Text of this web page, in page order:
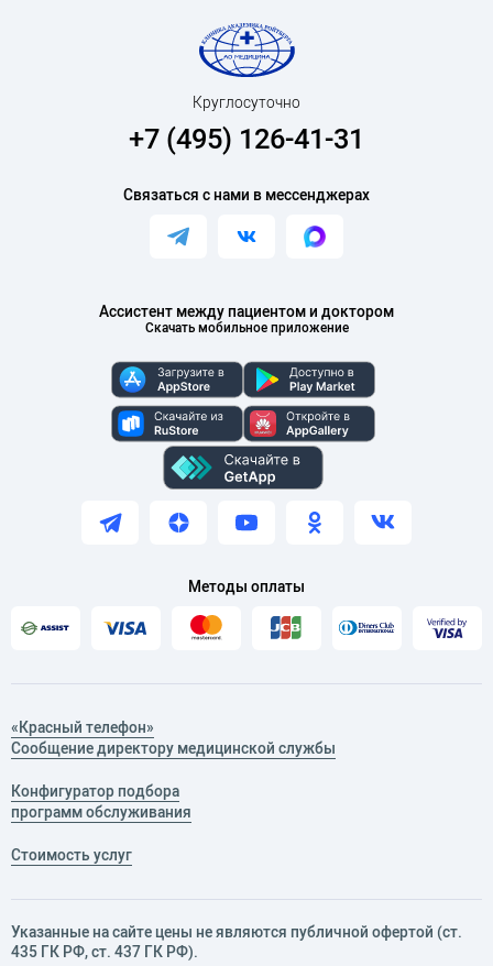
Ассистент между пациентом и доктором
Скачать мобильное приложение
Круглосуточно
+7 (495) 126-41-31
Связаться с нами в мессенджерах
Методы оплаты
«Красный телефон»
Сообщение директору медицинской службы
Конфигуратор подбора
программ обслуживания
Стоимость услуг
Указанные на сайте цены не являются публичной офертой (ст.
435 ГК РФ, cт. 437 ГК РФ).